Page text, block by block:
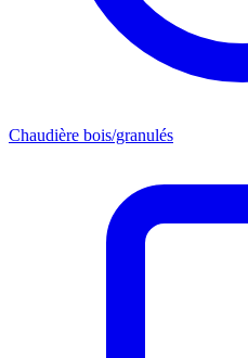
Chaudière bois/granulés